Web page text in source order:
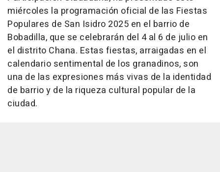
miércoles la programación oficial de las Fiestas
Populares de San Isidro 2025 en el barrio de
Bobadilla, que se celebrarán del 4 al 6 de julio en
el distrito Chana. Estas fiestas, arraigadas en el
calendario sentimental de los granadinos, son
una de las expresiones más vivas de la identidad
de barrio y de la riqueza cultural popular de la
ciudad.